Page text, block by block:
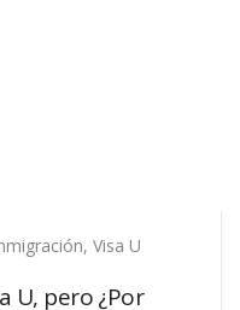
, Visa U
U, pero ¿Por